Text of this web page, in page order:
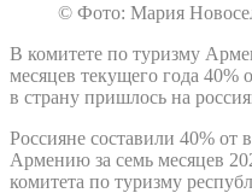
© Фото: Мария
В комитете по туризму
месяцев текущего года 40%
в страну пришлось на
Россияне составили 40% от
Армению за семь месяцев
комитета по туризму